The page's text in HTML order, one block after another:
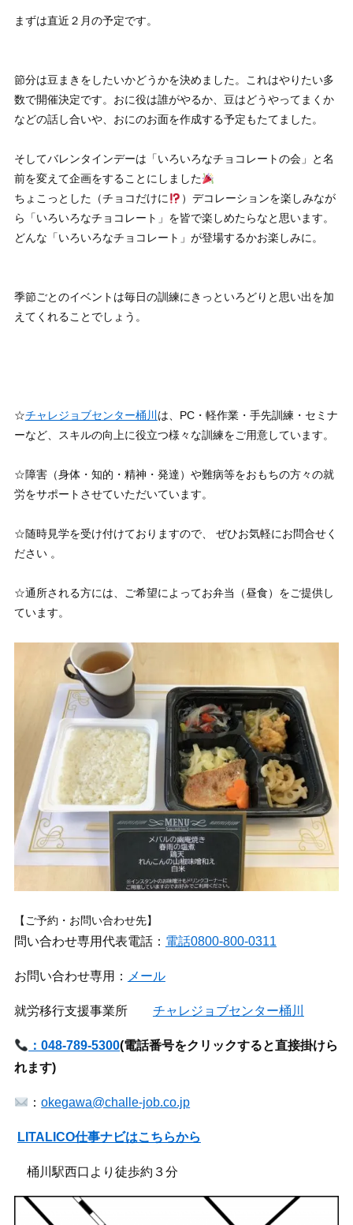
まずは直近２月の予定です。
節分は豆まきをしたいかどうかを決めました。これはやりたい多
数で開催決定です。おに役は誰がやるか、豆はどうやってまくか
などの話し合いや、おにのお面を作成する予定もたてました。
そしてバレンタインデーは「いろいろなチョコレートの会」と名
前を変えて企画をすることにしました
ちょこっとした（チョコだけに
）デコレーションを楽しみなが
ら「いろいろなチョコレート」を皆で楽しめたらなと思います。
どんな「いろいろなチョコレート」が登場するかお楽しみに。
季節ごとのイベントは毎日の訓練にきっといろどりと思い出を加
えてくれることでしょう。
☆チャレジョブセンター桶川 は、PC・軽作業・手先訓練・セミナ
ーなど、スキルの向上に役立つ様々な訓練をご用意しています。
☆障害（身体・知的・精神・発達）や難病等をおもちの方々の就
労をサポートさせていただいています。
☆随時見学を受け付けておりますので、 ぜひお気軽にお問合せく
ださい 。
☆通所される方には、ご希望によってお弁当（昼食）をご提供し
ています。
【ご予約・お問い合わせ先】
問い合わせ専用代表電話： 電話0800-800-0311
お問い合わせ専用： メール
就労移行支援事業所 チャレジョブセンター桶川
：048-789-5300(電話番号をクリックすると直接掛けら
れます)
：okegawa@challe-job.co.jp
LITALICO仕事ナビはこちらから
桶川駅西口より徒歩約３分